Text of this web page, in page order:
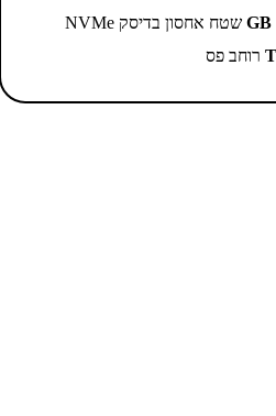
שטח אחסון בדיסק NVMe
רוחב פס